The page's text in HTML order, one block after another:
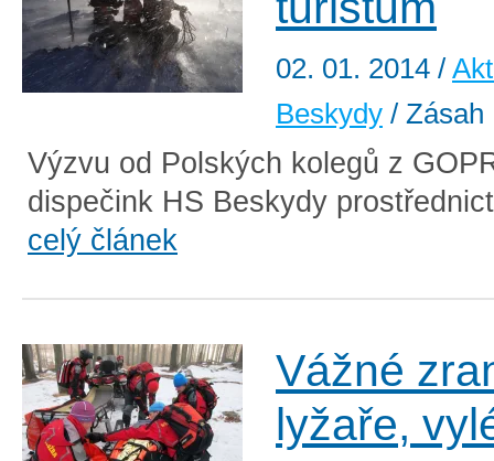
02. 01. 2014 /
Beskydy / Zásah
Výzvu od Polských kolegů z
dispečink HS Beskydy
celý článek
Vážné
lyžaře,